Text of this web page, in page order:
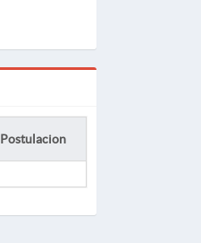
Postulacion